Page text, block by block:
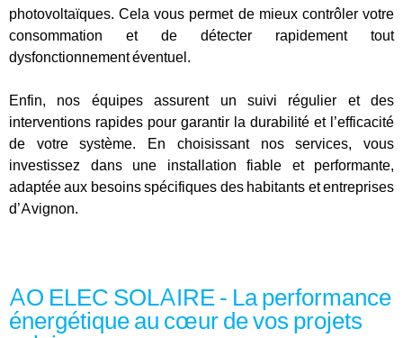
photovoltaïques. Cela vous permet de mieux contrôler votre
consommation et de détecter rapidement tout
dysfonctionnement éventuel.
Enfin, nos équipes assurent un suivi régulier et des
interventions rapides pour garantir la durabilité et l’efficacité
de votre système. En choisissant nos services, vous
investissez dans une installation fiable et performante,
adaptée aux besoins spécifiques des habitants et entreprises
d’Avignon.
AO ELEC SOLAIRE - La performance
énergétique au cœur de vos projets